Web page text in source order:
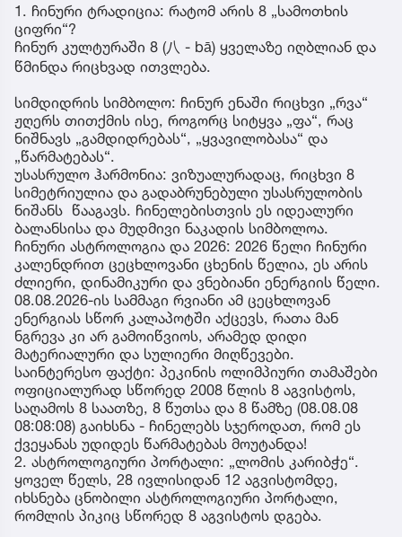
1. ჩინური ტრადიცია: რატომ არის 8 „სამოთხის
ციფრი“?
ჩინურ კულტურაში 8 (八 - bā) ყველაზე იღბლიან და
წმინდა რიცხვად ითვლება.
სიმდიდრის სიმბოლო: ჩინურ ენაში რიცხვი „რვა“
ჟღერს თითქმის ისე, როგორც სიტყვა „ფა“, რაც
ნიშნავს „გამდიდრებას“, „ყვავილობასა“ და
„წარმატებას“.
უსასრულო ჰარმონია: ვიზუალურადაც, რიცხვი 8
სიმეტრიულია და გადაბრუნებული უსასრულობის
ნიშანს წააგავს. ჩინელებისთვის ეს იდეალური
ბალანსისა და მუდმივი ნაკადის სიმბოლოა.
ჩინური ასტროლოგია და 2026: 2026 წელი ჩინური
კალენდრით ცეცხლოვანი ცხენის წელია, ეს არის
ძლიერი, დინამიკური და ვნებიანი ენერგიის წელი.
08.08.2026-ის სამმაგი რვიანი ამ ცეცხლოვან
ენერგიას სწორ კალაპოტში აქცევს, რათა მან
ნგრევა კი არ გამოიწვიოს, არამედ დიდი
მატერიალური და სულიერი მიღწევები.
საინტერესო ფაქტი: პეკინის ოლიმპიური თამაშები
ოფიციალურად სწორედ 2008 წლის 8 აგვისტოს,
საღამოს 8 საათზე, 8 წუთსა და 8 წამზე (08.08.08
08:08:08) გაიხსნა - ჩინელებს სჯეროდათ, რომ ეს
ქვეყანას უდიდეს წარმატებას მოუტანდა!
2. ასტროლოგიური პორტალი: „ლომის კარიბჭე“.
ყოველ წელს, 28 ივლისიდან 12 აგვისტომდე,
იხსნება ცნობილი ასტროლოგიური პორტალი,
რომლის პიკიც სწორედ 8 აგვისტოს დგება.